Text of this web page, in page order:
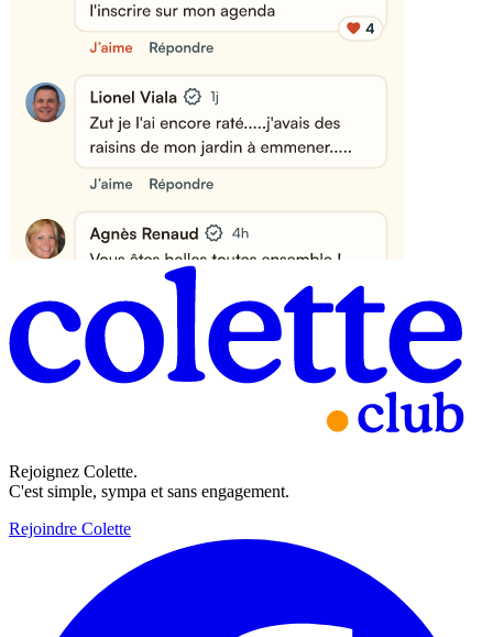
Rejoignez Colette.
C'est simple, sympa et sans engagement.
Rejoindre Colette